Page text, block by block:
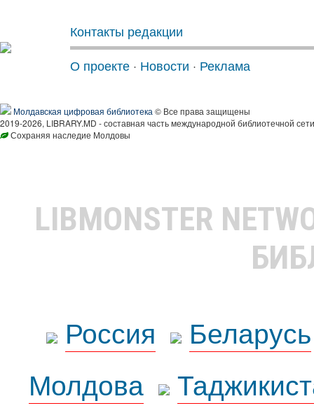
Контакты редакции
О проекте · Новости · Реклама
Молдавская цифровая библиотека © Все права защищены
2019-2026, LIBRARY.MD - составная часть международной библиотечной
Сохраняя наследие Молдовы
LIBMONSTER
Россия
Беларусь
Молдова